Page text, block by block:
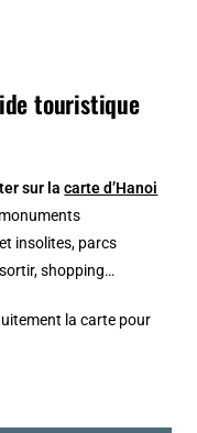
touristique
sur lacarte d’Hanoi
insolites, parcs
shopping…
la carte pour